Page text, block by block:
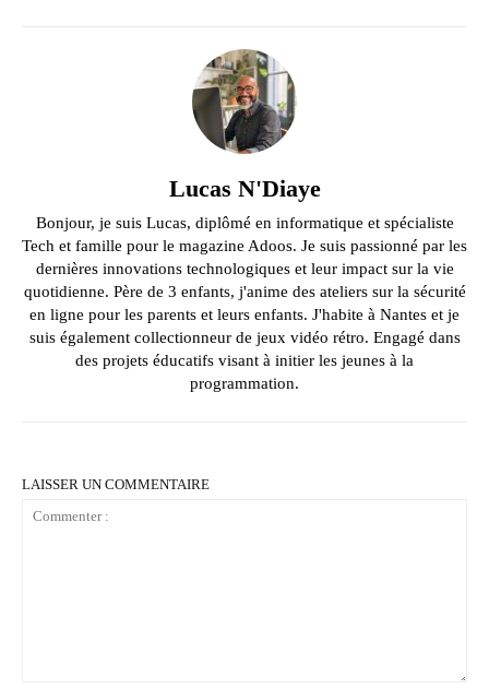
Lucas N'Diaye
Bonjour, je suis Lucas, diplômé en informatique et spécialiste
Tech et famille pour le magazine Adoos. Je suis passionné par les
dernières innovations technologiques et leur impact sur la vie
quotidienne. Père de 3 enfants, j'anime des ateliers sur la sécurité
en ligne pour les parents et leurs enfants. J'habite à Nantes et je
suis également collectionneur de jeux vidéo rétro. Engagé dans
des projets éducatifs visant à initier les jeunes à la
programmation.
LAISSER UN COMMENTAIRE